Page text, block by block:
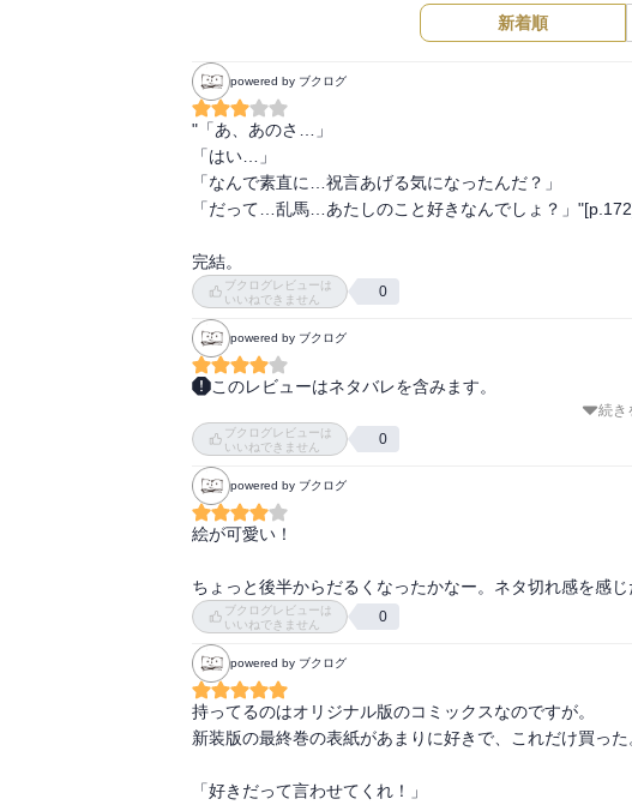
新着順
powered by ブクログ
"「あ、あのさ…」
「はい…」
「なんで素直に…祝言あげる気になったんだ？」
「だって…乱馬…あたしのこと好きなんでしょ？」
完結。
ブクログレビューは
いいねできません
0
powered by ブクログ
このレビューはネタバレを含みます。
良牙たちがそれぞれ別のパートナーを匂わせててしんみ
ヤキモチ萌えはこれが原点だと思います！高橋留美子作
たしかに中弛みはありましたが最終巻は泣けますた…ド
みきっていないので読んでみよう
続き
ブクログレビューは
いいねできません
0
powered by ブクログ
絵が可愛い！
ちょっと後半からだるくなったかなー。ネタ切れ感を感じ
ブクログレビューは
いいねできません
0
powered by ブクログ
持ってるのはオリジナル版のコミックスなのですが。
新装版の最終巻の表紙があまりに好きで、これだけ買った
「好きだって言わせてくれ！」